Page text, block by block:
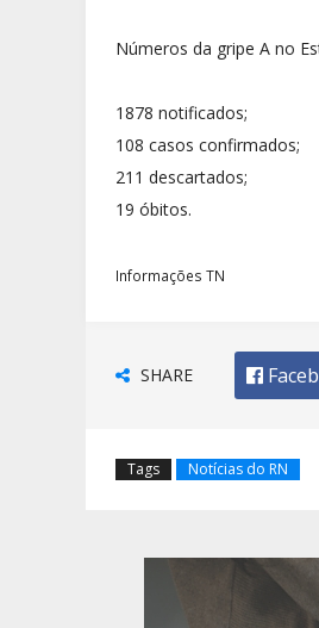
Números da gripe A no
1878 notificados;
108 casos confirmados;
211 descartados;
19 óbitos.
Informações TN
SHARE 
Tags Notícias do RN